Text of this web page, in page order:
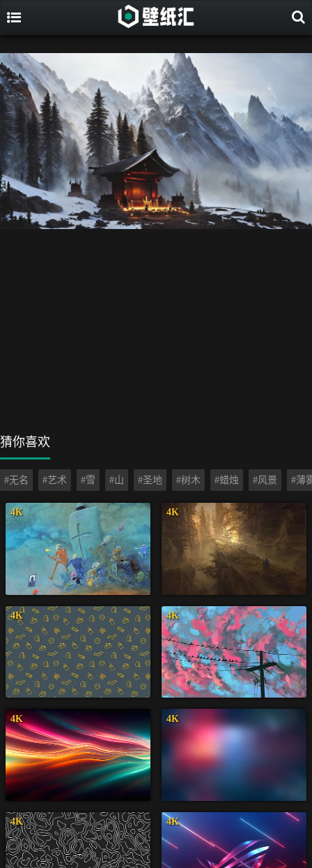
猜你喜欢
#无名 #艺术 #雪 #山 #圣地 #树木 #蜡烛 #风景 #薄
4K 4K
4K 4K
4K 4K
4K 4K